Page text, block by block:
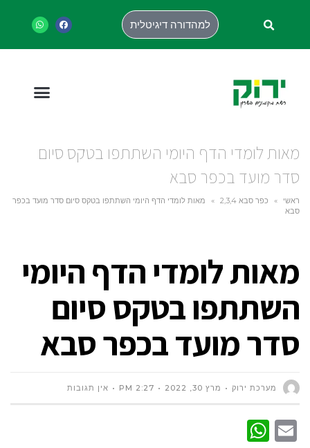
למהדורה דיגיטלית
מאות לומדי הדף היומי השתתפו בטקס סיום
סדר מועד בכפר סבא
ראשי » כפר סבא 2,3,4 »
מאות לומדי הדף היומי השתתפו בטקס סיום סדר מועד בכפר
סבא
מאות לומדי הדף היומי
השתתפו בטקס סיום
סדר מועד בכפר סבא
מערכת ירוק מרץ 30, 2022 2:27 PM אין תגובות
Email